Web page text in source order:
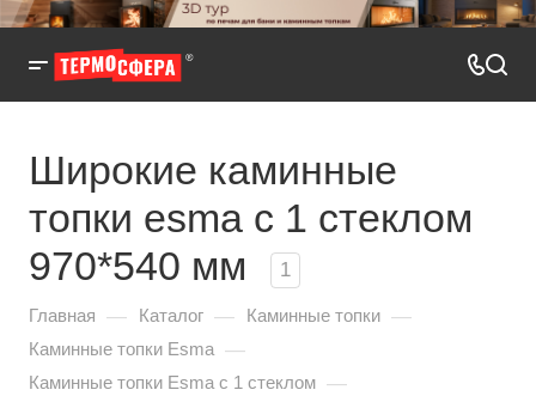
Широкие каминные
топки esma с 1 стеклом
970*540 мм
1
Главная — Каталог — Каминные топки —
Каминные топки Esma —
Каминные топки Esma с 1 стеклом —